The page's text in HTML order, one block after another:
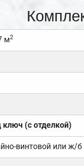
м2
ключ (с отделкой)
винтовой или ж/